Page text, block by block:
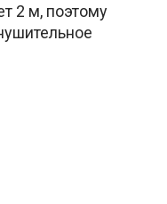
2 м, поэтому